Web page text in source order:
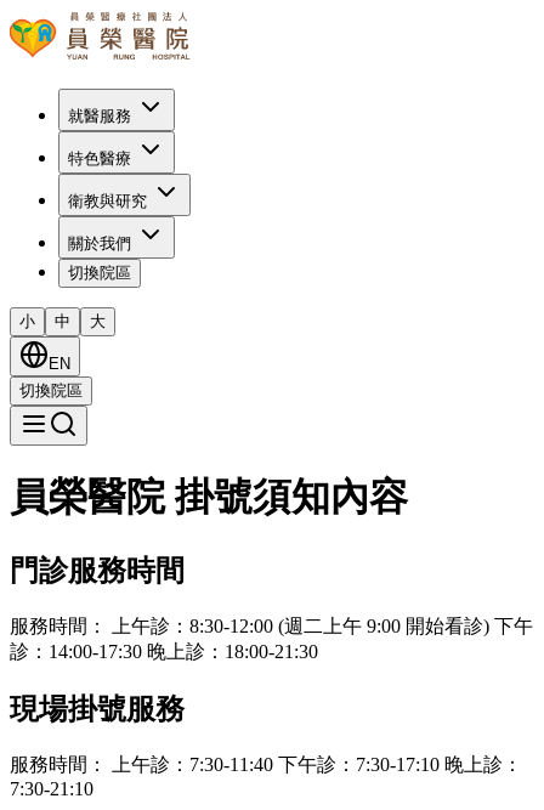
就醫服務
特色醫療
衛教與研究
關於我們
切換院區
小 中 大
EN
切換院區
員榮醫院 掛號須知內容
門診服務時間
服務時間： 上午診：8:30-12:00 (週二上午 9:00 開始看診) 下午
診：14:00-17:30 晚上診：18:00-21:30
現場掛號服務
服務時間： 上午診：7:30-11:40 下午診：7:30-17:10 晚上診：
7:30-21:10